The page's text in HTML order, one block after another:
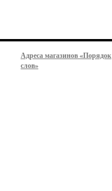
Адреса магазинов «Порядок
слов»